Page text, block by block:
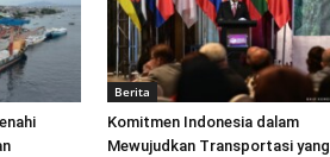
Berita
Komitmen Indonesia dalam
Mewujudkan Transportasi yang